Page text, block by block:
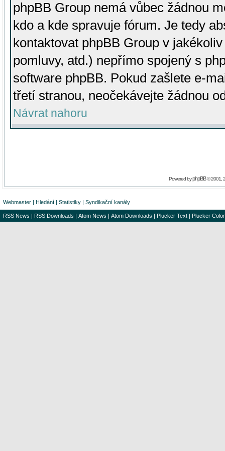
phpBB Group nemá vůbec žádnou
kdo a kde spravuje fórum. Je tedy
kontaktovat phpBB Group v
pomluvy, atd.) nepřímo spojený s
software phpBB. Pokud zašlete e-
třetí stranou, neočekávejte žádnou
Návrat nahoru
Powered byphpBB© 2001,
Webmaster | Hledání | Statistiky | Syndikační kanály
RSS News | RSS Downloads | Atom News | Atom Downloads | Plucker Text | Plucker Color